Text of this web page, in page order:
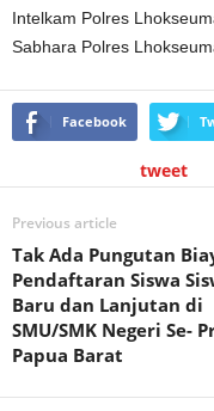
Intelkam Polres
Sabhara Polres
Facebook
tweet
Previous article
Tak Ada Pungutan
Pendaftaran Siswa
Baru dan Lanjutan di
SMU/SMK Negeri Se-
Papua Barat